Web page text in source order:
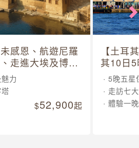
感恩、航遊尼羅
走進大埃及博物
力
52,900起
【土耳
其10日
5晚五星
走訪七
體驗一